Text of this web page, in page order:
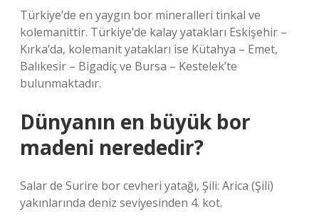
Türkiye’de en yaygın bor mineralleri tinkal ve
kolemanittir. Türkiye’de kalay yatakları Eskişehir –
Kırka’da, kolemanit yatakları ise Kütahya – Emet,
Balıkesir – Bigadiç ve Bursa – Kestelek’te
bulunmaktadır.
Dünyanın en büyük bor
madeni nerededir?
Salar de Surire bor cevheri yatağı, Şili: Arica (Şili)
yakınlarında deniz seviyesinden 4. kot.